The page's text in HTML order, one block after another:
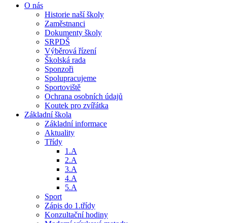
O nás
Historie naší školy
Zaměstnanci
Dokumenty školy
SRPDŠ
Výběrová řízení
Školská rada
Sponzoři
Spolupracujeme
Sportoviště
Ochrana osobních údajů
Koutek pro zvířátka
Základní škola
Základní informace
Aktuality
Třídy
1.A
2.A
3.A
4.A
5.A
Sport
Zápis do 1.třídy
Konzultační hodiny